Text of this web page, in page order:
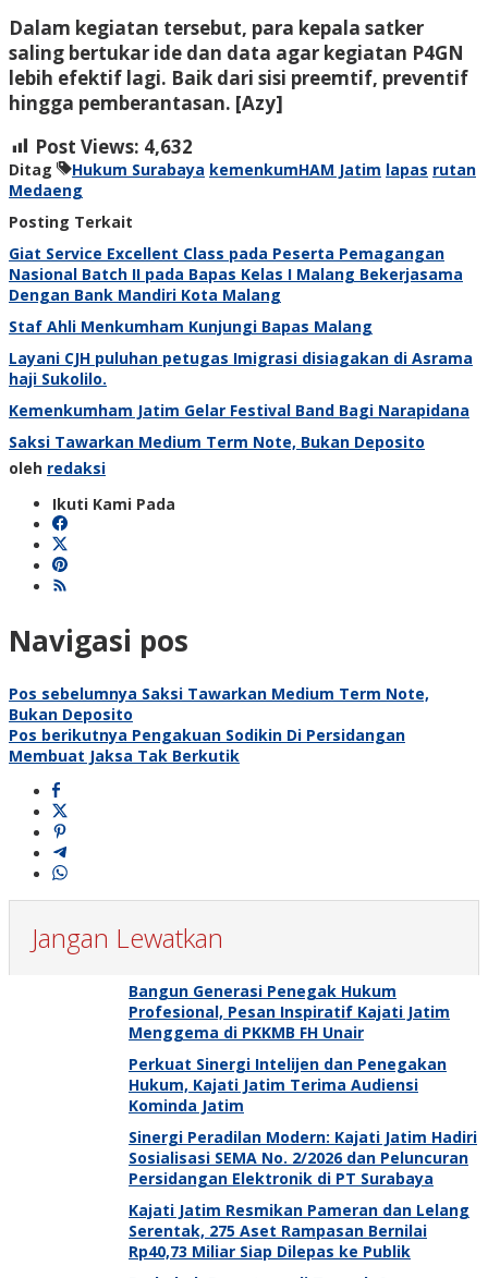
Dalam kegiatan tersebut, para kepala satker
saling bertukar ide dan data agar kegiatan P4GN
lebih efektif lagi. Baik dari sisi preemtif, preventif
hingga pemberantasan. [Azy]
Post Views: 4,632
Ditag Hukum Surabaya kemenkumHAM Jatim lapas rutan
Medaeng
Posting Terkait
Giat Service Excellent Class pada Peserta Pemagangan
Nasional Batch II pada Bapas Kelas I Malang Bekerjasama
Dengan Bank Mandiri Kota Malang
Staf Ahli Menkumham Kunjungi Bapas Malang
Layani CJH puluhan petugas Imigrasi disiagakan di Asrama
haji Sukolilo.
Kemenkumham Jatim Gelar Festival Band Bagi Narapidana
Saksi Tawarkan Medium Term Note, Bukan Deposito
oleh redaksi
Ikuti Kami Pada
Navigasi pos
Pos sebelumnya Saksi Tawarkan Medium Term Note,
Bukan Deposito
Pos berikutnya Pengakuan Sodikin Di Persidangan
Membuat Jaksa Tak Berkutik
Jangan Lewatkan
Bangun Generasi Penegak Hukum
Profesional, Pesan Inspiratif Kajati Jatim
Menggema di PKKMB FH Unair
Perkuat Sinergi Intelijen dan Penegakan
Hukum, Kajati Jatim Terima Audiensi
Kominda Jatim
Sinergi Peradilan Modern: Kajati Jatim Hadiri
Sosialisasi SEMA No. 2/2026 dan Peluncuran
Persidangan Elektronik di PT Surabaya
Kajati Jatim Resmikan Pameran dan Lelang
Serentak, 275 Aset Rampasan Bernilai
Rp40,73 Miliar Siap Dilepas ke Publik